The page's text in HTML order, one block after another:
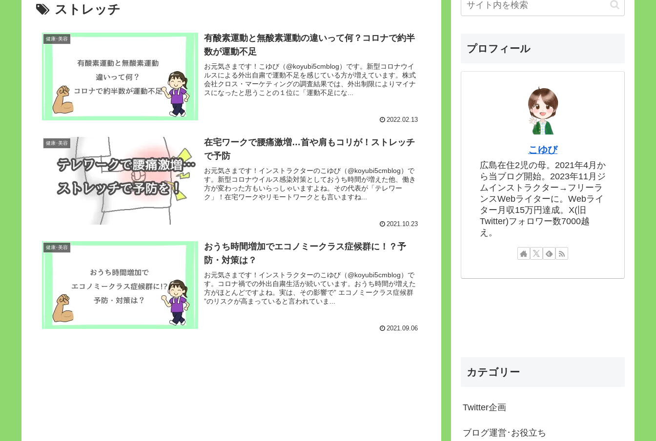
ストレッチ
健康･美容
有酸素運動と無酸素運動の違いって何？コロナで約半
数が運動不足
お元気さまです！こゆび（@koyubi5cmblog）です。新型コロナウイ
ルスによる外出自粛で運動不足を感じている方が増えています。株式
会社クロス・マーケティングの調査結果では、外出制限によりマイナ
スになったと思うことの１位に「運動不足にな...
2022.02.13
健康･美容
在宅ワークで腰痛激増…首や肩もコリが！ストレッチ
で予防
お元気さまです！インストラクターのこゆび（@koyubi5cmblog）で
す。新型コロナウイルス感染対策としておうち時間が増えた他、働き
方が変わった方もいらっしゃいますよね。その代表が「テレワー
ク」！在宅ワークやリモートワークとも言いますね...
2021.10.23
健康･美容
おうち時間増加でエコノミークラス症候群に！？予
防・対策は？
お元気さまです！インストラクターのこゆび（@koyubi5cmblog）で
す。コロナ禍での外出自粛生活が続いています。おうち時間が増えた
方がほとんどですよね。実は、その影響で” エコノミークラス症候群
”のリスクが高まっていると言われていま...
2021.09.06
プロフィール
こゆび
広島在住2児の母。2021年4月か
ら当ブログ開始。2023年11月ジ
ムインストラクター→フリーラ
ンスWebライターに。Webライ
ター月収15万円達成。X(旧
Twitter)フォロワー数7000越
え。
カテゴリー
Twitter企画
ブログ運営･お役立ち